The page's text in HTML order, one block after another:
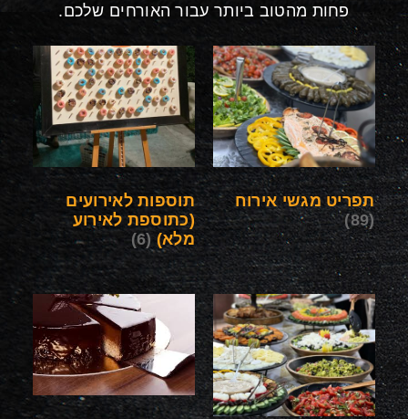
פחות מהטוב ביותר עבור האורחים שלכם.
תפריט מגשי אירוח
(89)
תוספות לאירועים
(כתוספת לאירוע
מלא) (6)